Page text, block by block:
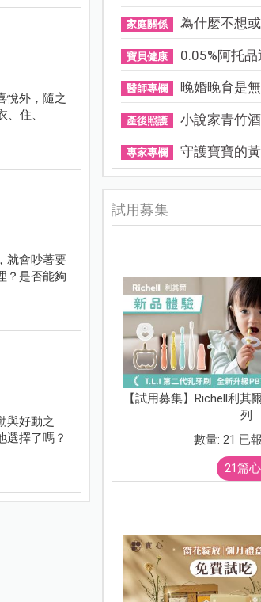
悅外，隨之
住、
就會吵著要
？是否能夠
與好動之
選擇了嗎？
家庭關係 為什麼不想或
寶貝健康 0.05%阿托品
醫師專欄 晚婚晚育是
產後照護 小說家青竹
專家專欄 守護寶寶的
試用募集
【試用募集】Richell利其
列
數量: 21 已
21篇